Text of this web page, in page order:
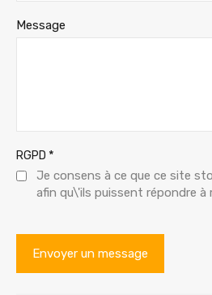
Message
RGPD *
Je consens à ce que ce site
afin qu\'ils puissent répondre à